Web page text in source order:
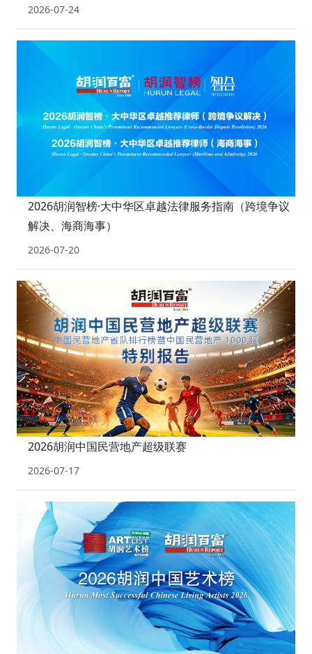
2026-07-24
2026胡润智榜·大中华区卓越法律服务指南（跨境争议
解决、海商海事）
2026-07-20
2026胡润中国民营地产超级联赛
2026-07-17